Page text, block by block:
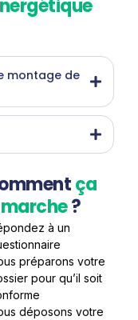
montage de
ça
marche?
à un
préparons votre
pour qu’il soit
déposons votre